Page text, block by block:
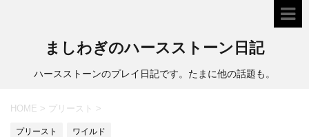
ましわぎのハースストーン日記
ハースストーンのプレイ日記です。たまに他の話題も。
HOME > プリースト >
プリースト ワイルド